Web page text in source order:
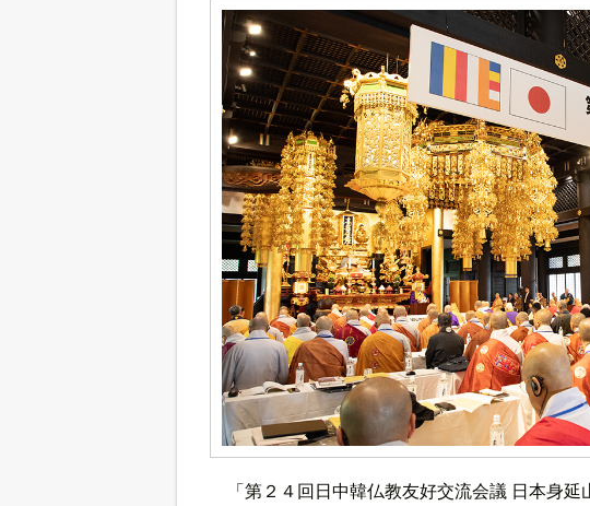
「第２４回日中韓仏教友好交流会議 日本身